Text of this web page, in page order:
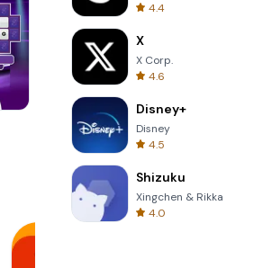
Garden Bloom
4.4
X
X Corp.
4.6
Disney+
Disney
4.5
Shizuku
Xingchen & Rikka
4.0